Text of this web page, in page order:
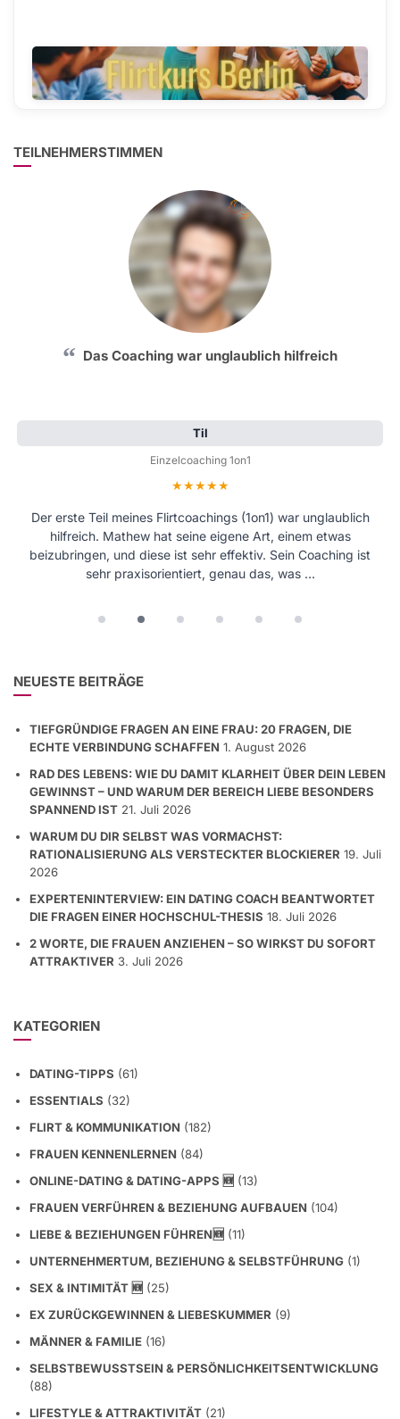
TEILNEHMERSTIMMEN
Das Coaching war unglaublich hilfreich
Til
Einzelcoaching 1on1
Bewertung: 5 von 5 Sternen
Der erste Teil meines Flirtcoachings (1on1) war unglaublich
hilfreich. Mathew hat seine eigene Art, einem etwas
beizubringen, und diese ist sehr effektiv. Sein Coaching ist
sehr praxisorientiert, genau das, was …
NEUESTE BEITRÄGE
TIEFGRÜNDIGE FRAGEN AN EINE FRAU: 20 FRAGEN, DIE
ECHTE VERBINDUNG SCHAFFEN 1. August 2026
RAD DES LEBENS: WIE DU DAMIT KLARHEIT ÜBER DEIN LEBEN
GEWINNST – UND WARUM DER BEREICH LIEBE BESONDERS
SPANNEND IST 21. Juli 2026
WARUM DU DIR SELBST WAS VORMACHST:
RATIONALISIERUNG ALS VERSTECKTER BLOCKIERER 19. Juli
2026
EXPERTENINTERVIEW: EIN DATING COACH BEANTWORTET
DIE FRAGEN EINER HOCHSCHUL-THESIS 18. Juli 2026
2 WORTE, DIE FRAUEN ANZIEHEN – SO WIRKST DU SOFORT
ATTRAKTIVER 3. Juli 2026
KATEGORIEN
DATING-TIPPS (61)
ESSENTIALS (32)
FLIRT & KOMMUNIKATION (182)
FRAUEN KENNENLERNEN (84)
ONLINE-DATING & DATING-APPS 🆕 (13)
FRAUEN VERFÜHREN & BEZIEHUNG AUFBAUEN (104)
LIEBE & BEZIEHUNGEN FÜHREN🆕 (11)
UNTERNEHMERTUM, BEZIEHUNG & SELBSTFÜHRUNG (1)
SEX & INTIMITÄT 🆕 (25)
EX ZURÜCKGEWINNEN & LIEBESKUMMER (9)
MÄNNER & FAMILIE (16)
SELBSTBEWUSSTSEIN & PERSÖNLICHKEITSENTWICKLUNG
(88)
LIFESTYLE & ATTRAKTIVITÄT (21)